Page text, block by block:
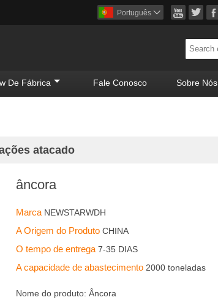
  
Português 
De Fábrica Fale Conosco Sobre Nós
atacado
âncora
Marca NEWSTARWDH
A Origem do ProdutoCHINA
O tempo de entrega7-35 DIAS
A capacidade de abastecimento 2000 toneladas
Nome do produto: Âncora